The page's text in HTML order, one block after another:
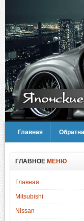
Главная
ГЛАВНОЕ МЕНЮ
Главная
Mitsubishi
Nissan